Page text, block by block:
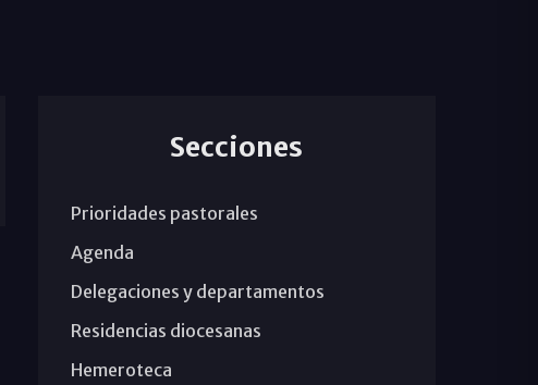
Secciones
Prioridades pastorales
Agenda
Delegaciones y departamentos
Residencias diocesanas
Hemeroteca